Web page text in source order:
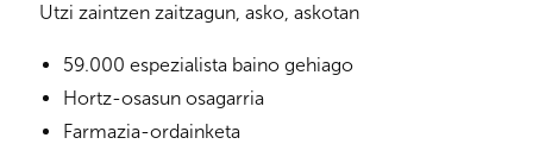
Utzi zaintzen zaitzagun, asko, askotan
59.000 espezialista baino gehiago
Hortz-osasun osagarria
Farmazia-ordainketa